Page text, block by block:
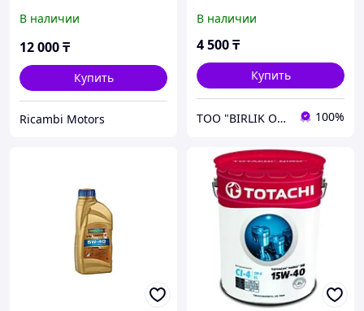
В наличии
12 000₸
Купить
Ricambi Motors
В наличии
4 500₸
Купить
ТОО "BIRLIK OIL" 100%